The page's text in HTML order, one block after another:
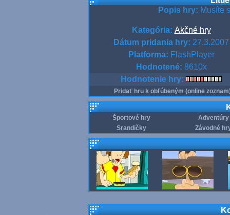
Popis hry: Musíte
Kategória: Akčné hry
Dátum pridania hry: 27.3.2007
Platforma: FlashPlayer
Hodnotené: 8610x
Hodnotenie hry:
Pridať hru k obľúbeným (online
Športové hry
Adventúry
Srandičky
Závodné